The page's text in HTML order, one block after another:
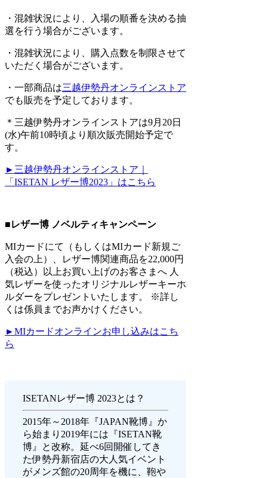
・混雑状況により、入場の順番を決める抽
選を行う場合がございます。
・混雑状況により、購入点数を制限させて
いただく場合がございます。
・一部商品は三越伊勢丹オンラインストア
でも販売を予定しております。
＊三越伊勢丹オンラインストアは9月20日
(水)午前10時頃より順次販売開始予定で
す。
►三越伊勢丹オンラインストア｜
「ISETAN レザー博2023」はこちら
■レザー博 ノベルティキャンペーン
MIカードにて（もしくはMIカード新規ご
入会の上）、レザー博関連商品を22,000円
（税込）以上お買い上げのお客さまへ 人
気レザーを使ったオリジナルレザーキーホ
ルダーをプレゼントいたします。 ※詳し
くは係員までお声かけください。
►MIカードオンラインお申し込みはこち
ら
ISETANレザー博 2023とは？
2015年～2018年『JAPAN靴博』か
ら始まり2019年には『ISETAN靴
博』と改称。延べ6回開催してき
た伊勢丹新宿店の大人気イベント
がメンズ館の20周年を機に、鞄や